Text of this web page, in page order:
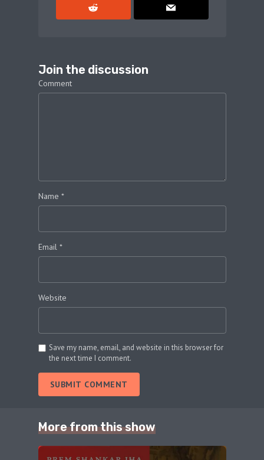
Join the discussion
Comment
Name *
Email *
Website
Save my name, email, and website in this browser for
the next time I comment.
SUBMIT COMMENT
More from this show